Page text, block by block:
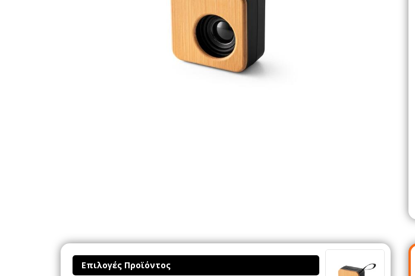
Επιλογές Προϊόντος